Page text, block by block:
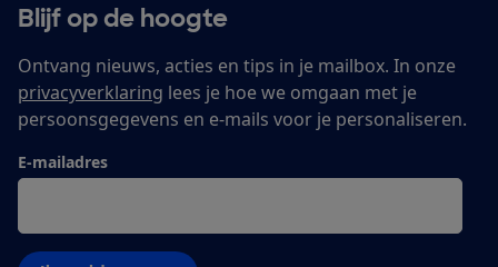
Blijf op de hoogte
Ontvang nieuws, acties en tips in je mailbox. In onze
privacyverklaring lees je hoe we omgaan met je
persoonsgegevens en e-mails voor je personaliseren.
E-mailadres